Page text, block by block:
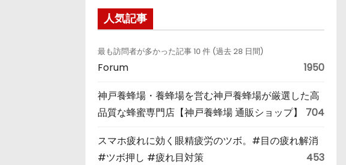
人気記事
最も訪問者が多かった記事 10 件 (過去 28 日間)
Forum 1950
神戸養蜂場・養蜂場を営む神戸養蜂場が厳選した高
品質な蜂蜜専門店【神戸養蜂場 通販ショップ】
704
スマホ疲れに効く眼精疲労のツボ。#目の疲れ解消
#ツボ押し #疲れ目対策
453